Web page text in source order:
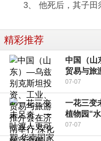
3、 他死后，其子田
精彩推荐
中国（山
贸易与旅
07-07
一花三变
植物园“
07-07